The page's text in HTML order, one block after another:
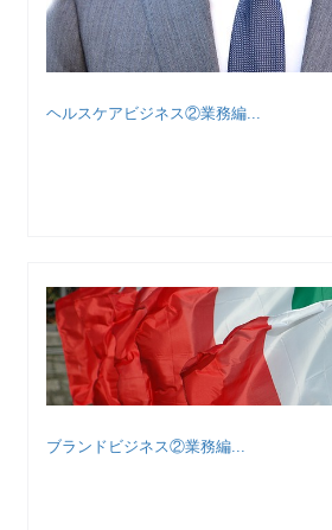
ヘルスケアビジネス②業務編...
ブランドビジネス②業務編...